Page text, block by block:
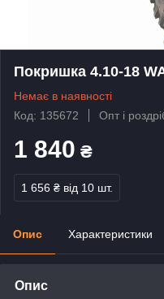
Покришка 4.10-18
Немає в наявності
Код: 135672
Опт і
1 840 ₴
1 656 ₴ від 10 шт.
Опис Характеристики
Опис